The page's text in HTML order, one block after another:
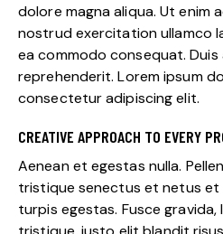
dolore magna aliqua. Ut enim
nostrud exercitation ullamco
ea commodo consequat.
reprehenderit. Lorem ipsum
consectetur adipiscing elit.
CREATIVE APPROACH TO EVERY
Aenean et egestas nulla.
tristique senectus et netus et
turpis egestas. Fusce gravida,